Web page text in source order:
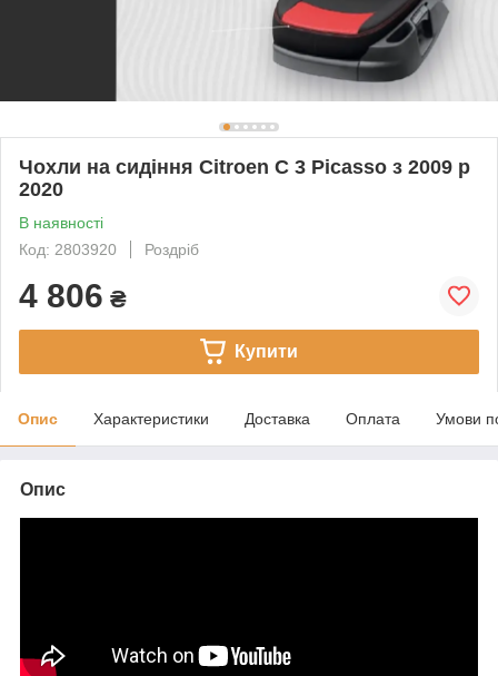
Чохли на сидіння Citroen C 3 Picasso з 2009 р
2020
В наявності
Код: 2803920
Роздріб
4 806 ₴
Купити
Опис Характеристики Доставка Оплата Умови
Опис